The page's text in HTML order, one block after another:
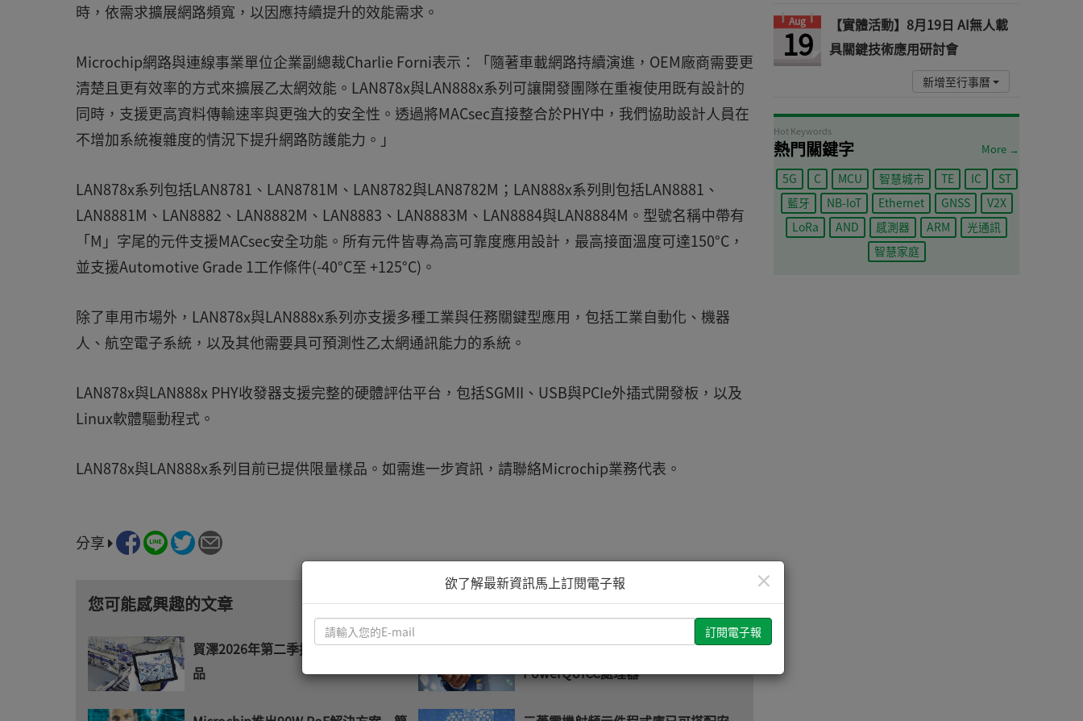
時，依需求擴展網路頻寬，以因應持續提升的效能需求。
Microchip網路與連線事業單位企業副總裁Charlie Forni表示：「隨著車載網路持續演進，OEM廠商需要更
清楚且更有效率的方式來擴展乙太網效能。LAN878x與LAN888x系列可讓開發團隊在重複使用既有設計的
同時，支援更高資料傳輸速率與更強大的安全性。透過將MACsec直接整合於PHY中，我們協助設計人員在
不增加系統複雜度的情況下提升網路防護能力。」
LAN878x系列包括LAN8781、LAN8781M、LAN8782與LAN8782M；LAN888x系列則包括LAN8881、
LAN8881M、LAN8882、LAN8882M、LAN8883、LAN8883M、LAN8884與LAN8884M。型號名稱中帶有
「M」字尾的元件支援MACsec安全功能。所有元件皆專為高可靠度應用設計，最高接面溫度可達150°C，
並支援Automotive Grade 1工作條件(-40°C至 +125°C)。
除了車用市場外，LAN878x與LAN888x系列亦支援多種工業與任務關鍵型應用，包括工業自動化、機器
人、航空電子系統，以及其他需要具可預測性乙太網通訊能力的系統。
LAN878x與LAN888x PHY收發器支援完整的硬體評估平台，包括SGMII、USB與PCIe外插式開發板，以及
Linux軟體驅動程式。
LAN878x與LAN888x系列目前已提供限量樣品。如需進一步資訊，請聯絡Microchip業務代表。
分享
您可能感興趣的文章
貿澤2026年第二季推出超過5,000項新
品
推薦文章
矽晶片啟用社群攜手支援飛思卡爾
PowerQUICC處理器
Aug
19
【實體活動】8月19日 AI無人載
具關鍵技術應用研討會
新增至行事曆
Hot Keywords
熱門關鍵字 More →
5G C MCU 智慧城市 TE IC
ST
藍牙
NB-IoT Ethernet GNSS
V2X
LoRa
AND 感測器 ARM
光通訊
智慧家庭
×
欲了解最新資訊馬上訂閱電子報
輸
您